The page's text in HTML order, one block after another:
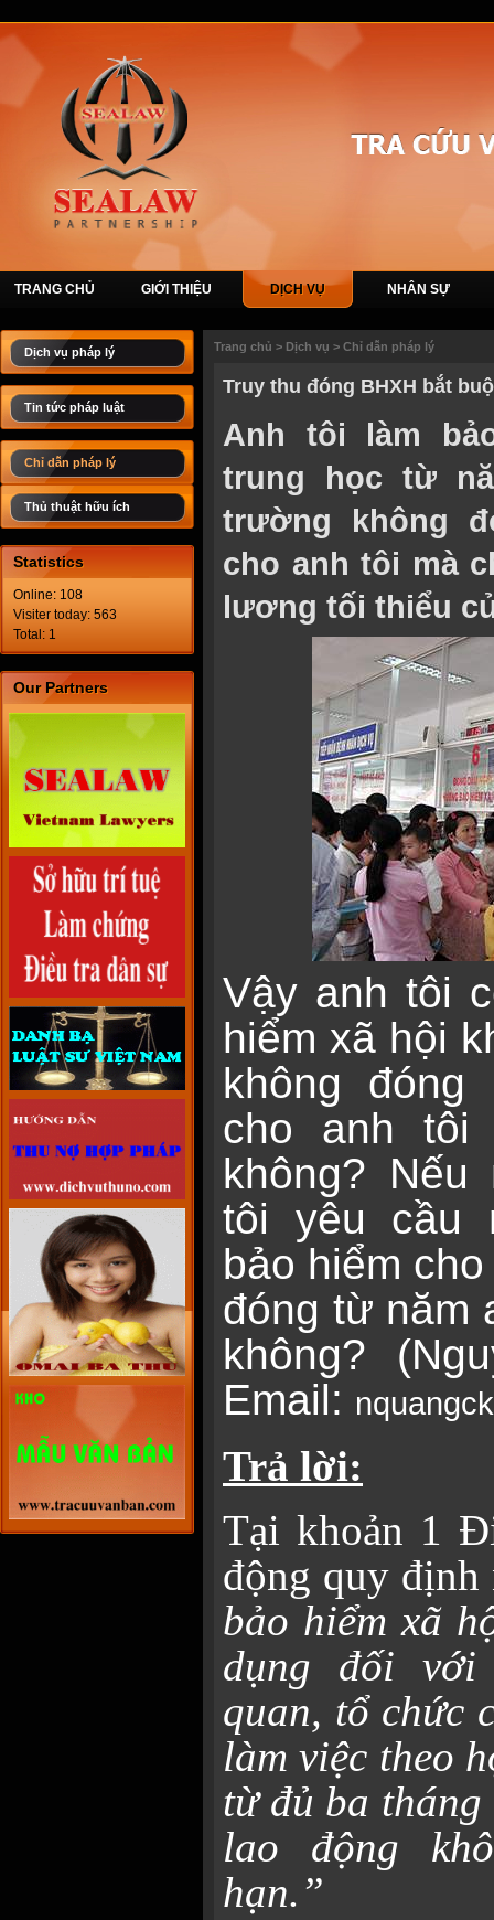
TRANG CHỦ GIỚI THIỆU DỊCH VỤ NHÂN SỰ
Dịch vụ pháp lý
Tin tức pháp luật
Chỉ dẫn pháp lý
Thủ thuật hữu ích
Statistics
Online: 108
Visiter today: 563
Total: 1
Our Partners
Trang chủ > Dịch vụ > Chỉ dẫn pháp lý
Truy thu đóng BHXH bắt
Anh tôi làm
trung học từ
trường không
cho anh tôi mà
lương tối thiểu
Vậy anh tôi
hiểm xã hội
không
cho anh tôi
không?
tôi yêu cầu
bảo hiểm
đóng từ năm
không?
Email:
Trả lời:
Tại khoản 1
động quy định
bảo hiểm xã
dụng đối với
quan, tổ chức
làm việc theo
từ đủ ba
lao động
hạn.”